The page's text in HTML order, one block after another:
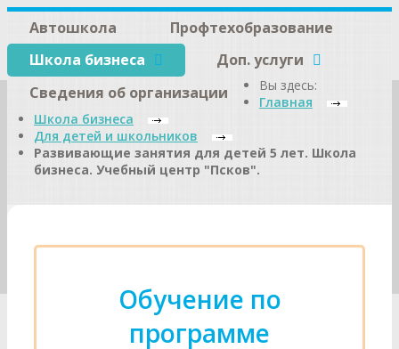
Автошкола
Профтехобразование
Школа бизнеса
Доп. услуги
Сведения об организации
Вы здесь:
Главная
Школа бизнеса
Для детей и школьников
Развивающие занятия для детей 5 лет. Школа
бизнеса. Учебный центр "Псков".
Обучение по
программе